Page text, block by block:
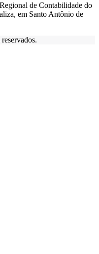
de Contabilidade do
em Santo Antônio de